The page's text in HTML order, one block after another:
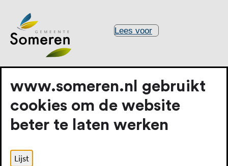
Lees voor
Beleid
www.someren.nl gebruikt
cookies om de website
beter te laten werken
Lijst